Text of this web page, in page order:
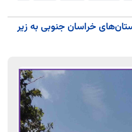
خراسان جنوبی به زیر